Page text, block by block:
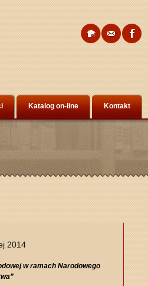
Katalog on-line Kontakt
2014
w ramach Narodowego